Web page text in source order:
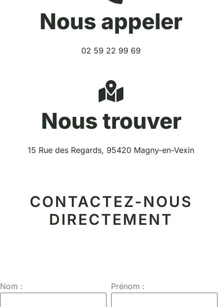
Nous appeler
02 59 22 99 69
Nous trouver
15 Rue des Regards, 95420 Magny-en-Vexin
CONTACTEZ-NOUS
DIRECTEMENT
Nom : Prénom :